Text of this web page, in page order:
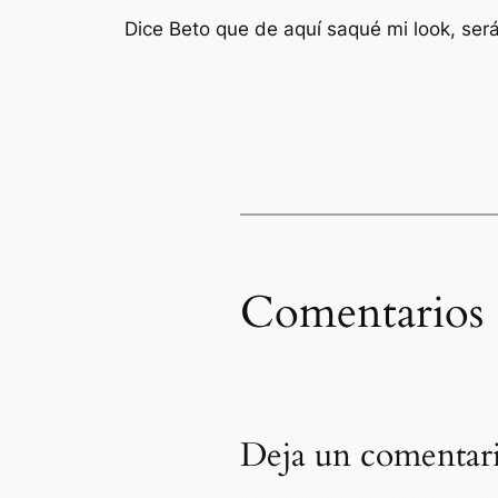
Dice Beto que de aquí saqué mi look,
Comentarios
Deja un